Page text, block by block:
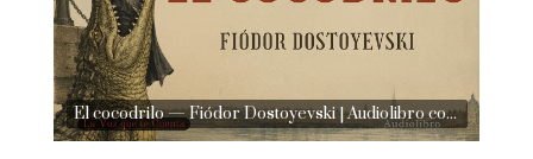
El cocodrilo — Fiódor Dostoyevski | Audiolibro completo en español | Voz humana real